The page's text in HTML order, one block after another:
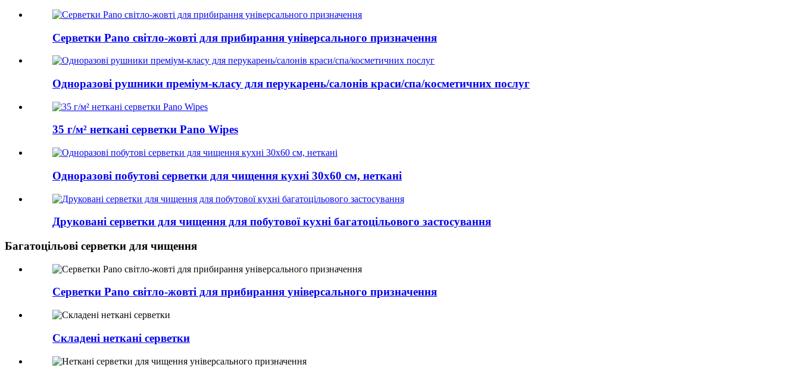
Серветки Pano світло-жовті для прибирання універсального призначення
Одноразові рушники преміум-класу для перукарень/салонів краси/спа/косметичних послуг
35 г/м² неткані серветки Pano Wipes
Одноразові побутові серветки для чищення кухні 30x60 см, неткані
Друковані серветки для чищення для побутової кухні багатоцільового застосування
Багатоцільові серветки для чищення
Серветки Pano світло-жовті для прибирання універсального призначення
Складені неткані серветки